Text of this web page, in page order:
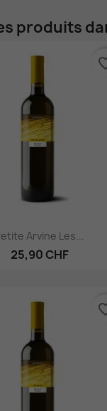
produits
Aperçu rapide
Arvine Les...
25,90 CHF